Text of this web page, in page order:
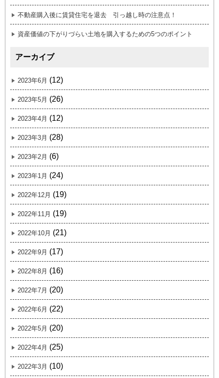
不動産購入後に賃貸住宅を退去 引っ越し時の注意点！
資産価値の下がりづらい土地を購入するための5つのポイント
アーカイブ
2023年6月 (12)
2023年5月 (26)
2023年4月 (12)
2023年3月 (28)
2023年2月 (6)
2023年1月 (24)
2022年12月 (19)
2022年11月 (19)
2022年10月 (21)
2022年9月 (17)
2022年8月 (16)
2022年7月 (20)
2022年6月 (22)
2022年5月 (20)
2022年4月 (25)
2022年3月 (10)